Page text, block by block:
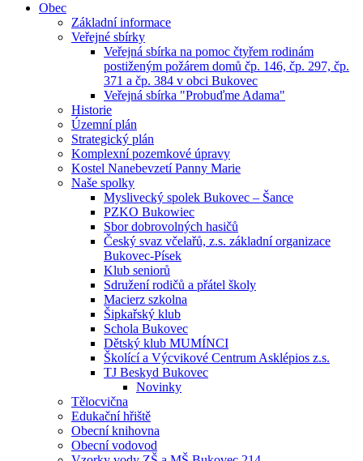
Obec
Základní informace
Veřejné sbírky
Veřejná sbírka na pomoc čtyřem rodinám
postiženým požárem domů čp. 146, čp. 297, čp.
371 a čp. 384 v obci Bukovec
Veřejná sbírka "Probuďme Adama"
Historie
Územní plán
Strategický plán
Komplexní pozemkové úpravy
Kostel Nanebevzetí Panny Marie
Naše spolky
Myslivecký spolek Bukovec – Šance
PZKO Bukowiec
Sbor dobrovolných hasičů
Český svaz včelařů, z.s. základní organizace
Bukovec-Písek
Klub seniorů
Sdružení rodičů a přátel školy
Macierz szkolna
Šipkařský klub
Schola Bukovec
Dětský klub MUMÍNCI
Školící a Výcvikové Centrum Asklépios z.s.
TJ Beskyd Bukovec
Novinky
Tělocvična
Edukační hřiště
Obecní knihovna
Obecní vodovod